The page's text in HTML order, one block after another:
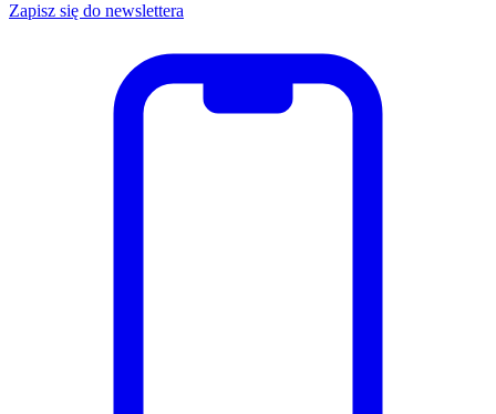
Zapisz się do newslettera